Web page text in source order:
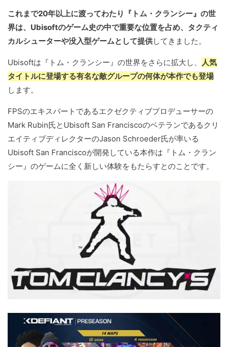
これまで20年以上に渡ってわたり『トム・クランシー』の世
界は、Ubisoftのゲーム史の中で重要な位置を占め、タクティ
カルシューターや没入型ゲームとして提供してきました。
Ubisoftは『トム・クランシー』の世界をさらに拡大し、
人気
タイトルに登場する有名な敵グループの何体が本作でも登場
します。
FPSのエキスパートであるエクゼクティブプロデューサーの
Mark Rubin氏とUbisoft San Franciscoのベテランであるクリ
エイティブディレクターのJason Schroeder氏が率いる
Ubisoft San Franciscoが開発している本作は『トム・クラン
シー』のゲームに全く新しい体験をもたらすとのことです。